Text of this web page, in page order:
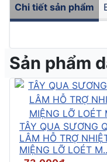
Chi tiết sản phẩm
Sản phẩm
TÂY QUA SƯƠNG
LÂM HỖ TRỢ
MIỆNG LỠ LOÉT